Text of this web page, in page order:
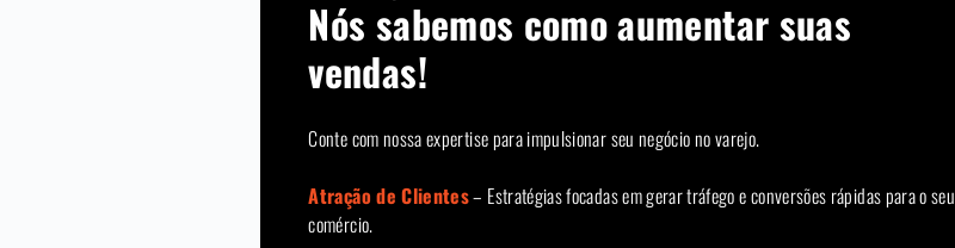
Nós sabemos como aumentar suas
vendas!
Conte com nossa expertise para impulsionar seu negócio no varejo.
Atração de Clientes– Estratégias focadas em gerar tráfego e conversões rápidas para o seu
comércio.